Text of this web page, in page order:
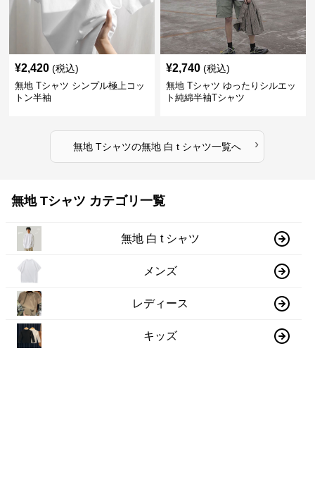
¥2,420 (税込)
無地 Tシャツ シンプル極上コッ
トン半袖
¥2,740 (税込)
無地 Tシャツ ゆったりシルエッ
ト純綿半袖Tシャツ
無地 Tシャツの無地 白 t シャツ一覧へ ›
無地 Tシャツ カテゴリ一覧
無地 白 t シャツ
メンズ
レディース
キッズ